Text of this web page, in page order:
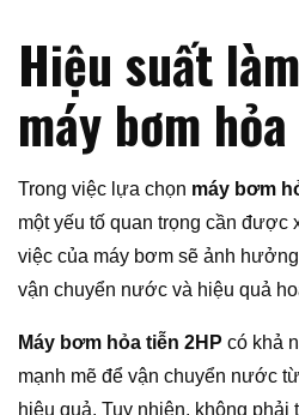
Hiệu suất
máy bơm
Trong việc lựa chọn máy bơm
một yếu tố quan trọng cần được
việc của máy bơm sẽ ảnh
vận chuyển nước và hiệu quả
Máy bơm hỏa tiễn 2HP có khả
mạnh mẽ để vận chuyển nước
hiệu quả. Tuy nhiên, không phải